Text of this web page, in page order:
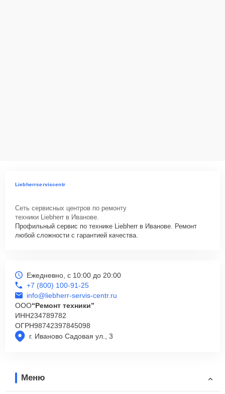
Liebherrserviscentr
Сеть сервисных центров по ремонту
техники Liebherr в Иванове.
Профильный сервис по технике Liebherr в Иванове. Ремонт
любой сложности с гарантией качества.
г. Иваново Садовая ул., 3
Ежедневно, с 10:00 до 20:00
+7 (800) 100-91-25
info@liebherr-servis-centr.ru
ООО“Ремонт техники”
ИНН234789782
ОГРН98742397845098
Меню